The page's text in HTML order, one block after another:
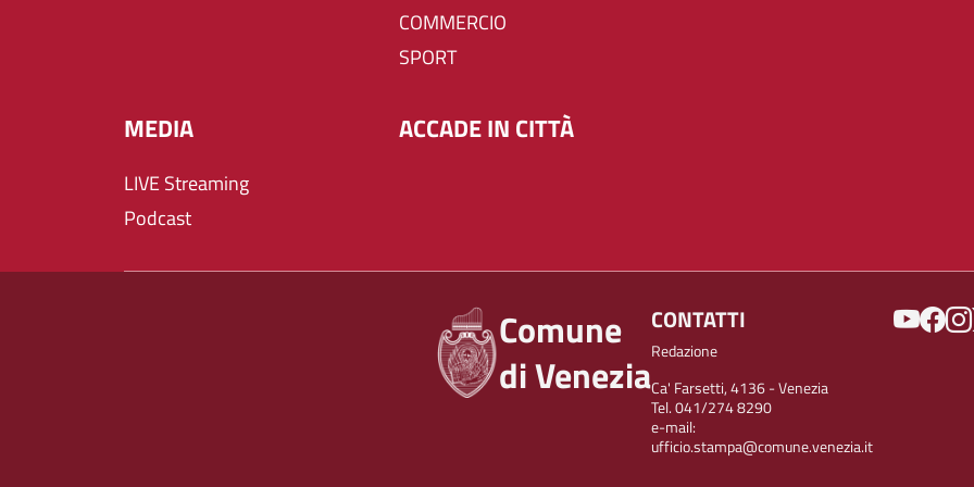
COMMERCIO
SPORT
MEDIA
LIVE Streaming
Podcast
ACCADE IN CITTÀ
Comune
di Venezia
CONTATTI
Redazione
Ca' Farsetti, 4136 - Venezia
Tel. 041/274 8290
e-mail:
ufficio.stampa@comune.venezia.it